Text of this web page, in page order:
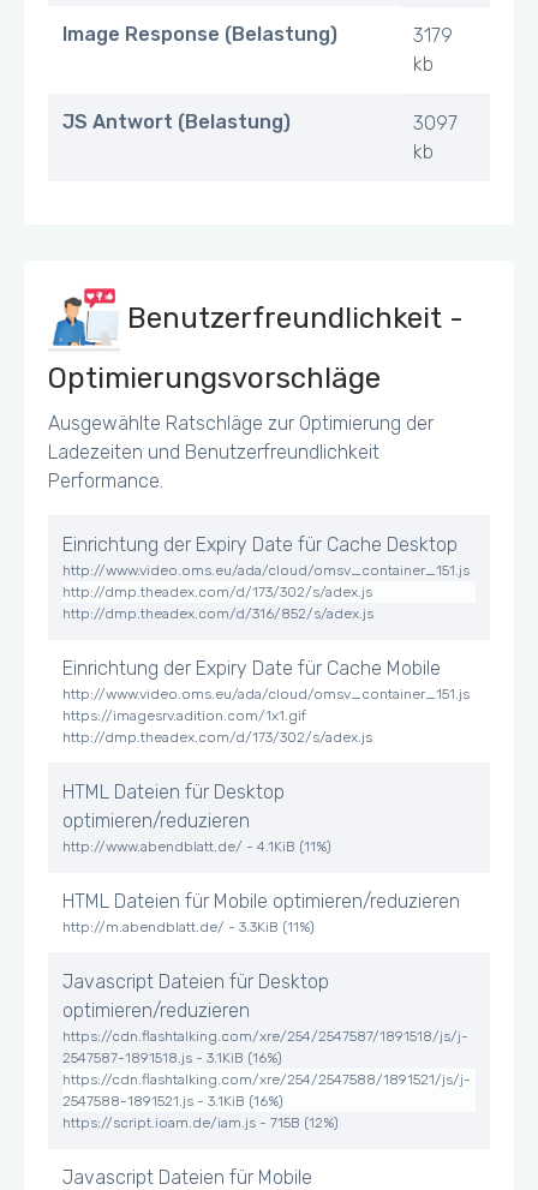
Image Response (Belastung)
3179
kb
JS Antwort (Belastung)
3097
kb
Benutzerfreundlichkeit -
Optimierungsvorschläge
Ausgewählte Ratschläge zur Optimierung der
Ladezeiten und Benutzerfreundlichkeit
Performance.
Einrichtung der Expiry Date für Cache Desktop
http://www.video.oms.eu/ada/cloud/omsv_container_151.js
http://dmp.theadex.com/d/173/302/s/adex.js
http://dmp.theadex.com/d/316/852/s/adex.js
Einrichtung der Expiry Date für Cache Mobile
http://www.video.oms.eu/ada/cloud/omsv_container_151.js
https://imagesrv.adition.com/1x1.gif
http://dmp.theadex.com/d/173/302/s/adex.js
HTML Dateien für Desktop
optimieren/reduzieren
http://www.abendblatt.de/ - 4.1KiB (11%)
HTML Dateien für Mobile optimieren/reduzieren
http://m.abendblatt.de/ - 3.3KiB (11%)
Javascript Dateien für Desktop
optimieren/reduzieren
https://cdn.flashtalking.com/xre/254/2547587/1891518/js/j-
2547587-1891518.js - 3.1KiB (16%)
https://cdn.flashtalking.com/xre/254/2547588/1891521/js/j-
2547588-1891521.js - 3.1KiB (16%)
https://script.ioam.de/iam.js - 715B (12%)
Javascript Dateien für Mobile